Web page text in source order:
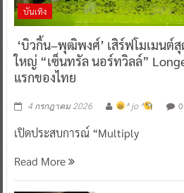
บันเทิง
‘บิวกิ้น–พุฒิพงศ์’ เสิร์ฟโมเมนต์
ใหญ่ “เซ็นทรัล นอร์ทวิลล์”
แรกของไทย
4 กรกฎาคม 2026 ^ jo ^ 0
เปิดประสบการณ์ “Multiply
Read More